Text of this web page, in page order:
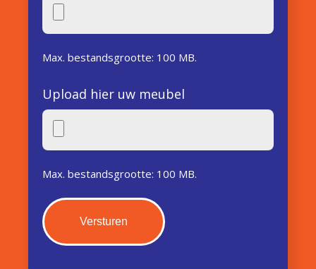
Max. bestandsgrootte: 100 MB.
Upload hier uw meubel
Max. bestandsgrootte: 100 MB.